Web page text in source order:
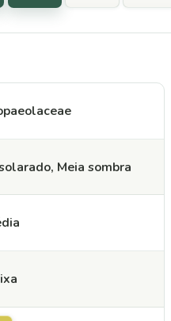
Meia sombra